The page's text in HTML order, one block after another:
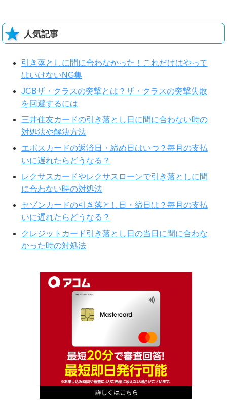
人気記事
引き落としに間に合わなかった！これだけはやって
はいけないNG集
JCBザ・クラスの突撃とは？ザ・クラスの突撃失敗
を回避するには
三井住友カードの引き落とし日に間に合わない時の
対処法や解決方法
エポスカードの返済日・締め日はいつ？毎月の支払
いに遅れたらどうなる？
レクサスカードやレクサスローンで引き落としに間
に合わない時の対処法
セゾンカードの引き落とし日・締日は？毎月の支払
いに遅れたらどうなる？
クレジットカード引き落とし日の当日に間に合わな
かった時の対処法